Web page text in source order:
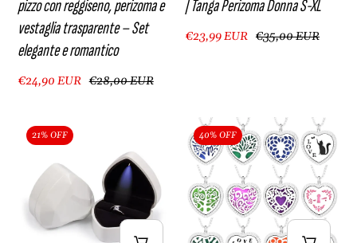
pizzo con reggiseno, perizoma e
vestaglia trasparente – Set
elegante e romantico
€24,90 EUR €28,00 EUR
| Tanga Perizoma Donna S-XL
€23,99 EUR €35,00 EUR
21% OFF 40% OFF